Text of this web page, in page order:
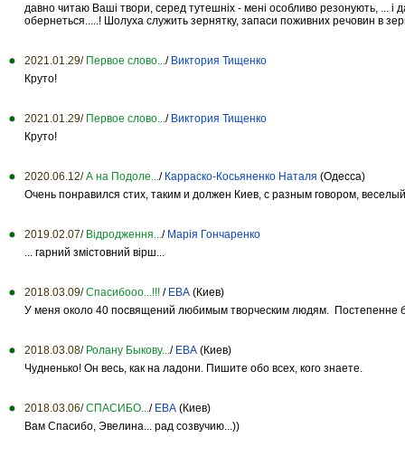
давно читаю Ваші твори, серед тутешніх - мені особливо резонують, ...
обернеться.....! Шолуха служить зернятку, запаси поживних речовин в
2021.01.29/ Первое слово.../ Виктория Тищенко
Круто!
2021.01.29/ Первое слово.../ Виктория Тищенко
Круто!
2020.06.12/ А на Подоле.../ Карраско-Косьяненко Наталя (Одесса)
Очень понравился стих, таким и должен Киев, с разным говором,
2019.02.07/ Відродження.../ Марія Гончаренко
... гарний змістовний вірш...
2018.03.09/ Спасибооо...!!! / ЕВА (Киев)
У меня около 40 посвящений любимым творческим людям. Постепенне
2018.03.08/ Ролану Быкову.../ ЕВА (Киев)
Чудненько! Он весь, как на ладони. Пишите обо всех, кого знаете.
2018.03.06/ СПАСИБО.../ ЕВА (Киев)
Вам Спасибо, Эвелина... рад созвучию...))